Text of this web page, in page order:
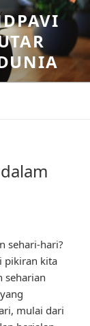
sehari-hari?
pikiran kita
seharian
mulai dari